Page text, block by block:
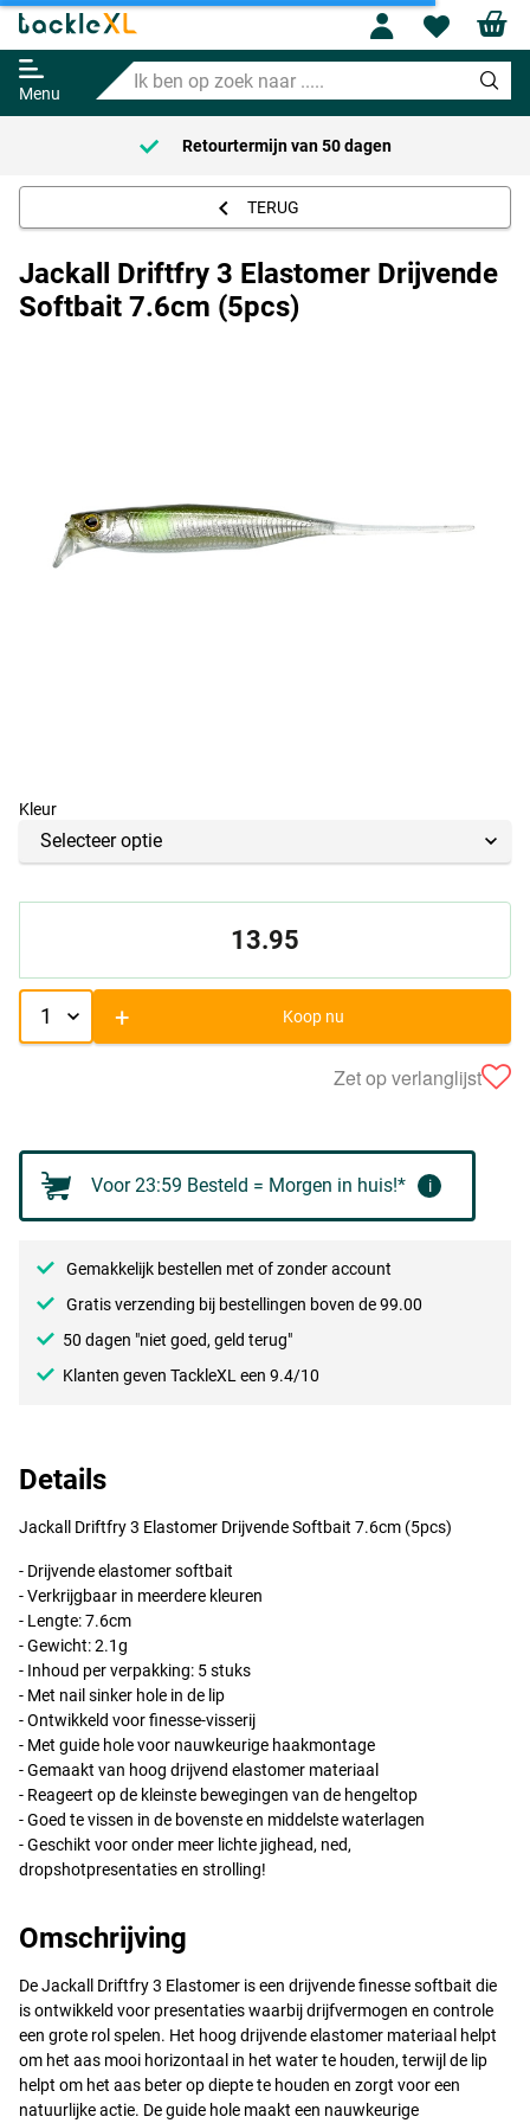
Menu
Ik
ben
op
zoek
naar
Profile
Jackall Driftfry 3 Elastomer
Drijvende Softbait 7.6cm (5pcs)
13.95
Retourtermijn van 50 dagen
TERUG
Jackall Driftfry 3 Elastomer Drijvende
Softbait 7.6cm (5pcs)
Kleur
13.95
+ Koop nu
Zet op verlanglijst
Voor 23:59 Besteld = Morgen in huis!* i
Gemakkelijk bestellen met of zonder account
Gratis verzending bij bestellingen boven de 99.00
50 dagen "niet goed, geld terug"
Klanten geven TackleXL een 9.4/10
Details
Jackall Driftfry 3 Elastomer Drijvende Softbait 7.6cm (5pcs)
- Drijvende elastomer softbait
- Verkrijgbaar in meerdere kleuren
- Lengte: 7.6cm
- Gewicht: 2.1g
- Inhoud per verpakking: 5 stuks
- Met nail sinker hole in de lip
- Ontwikkeld voor finesse-visserij
- Met guide hole voor nauwkeurige haakmontage
- Gemaakt van hoog drijvend elastomer materiaal
- Reageert op de kleinste bewegingen van de hengeltop
- Goed te vissen in de bovenste en middelste waterlagen
- Geschikt voor onder meer lichte jighead, ned,
dropshotpresentaties en strolling!
Omschrijving
De Jackall Driftfry 3 Elastomer is een drijvende finesse softbait die
is ontwikkeld voor presentaties waarbij drijfvermogen en controle
een grote rol spelen. Het hoog drijvende elastomer materiaal helpt
om het aas mooi horizontaal in het water te houden, terwijl de lip
helpt om het aas beter op diepte te houden en zorgt voor een
natuurlijke actie. De guide hole maakt een nauwkeurige